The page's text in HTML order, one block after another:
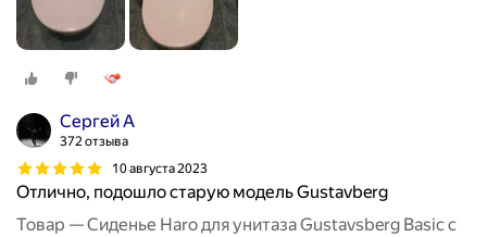
Сергей А
372 отзыва
10 августа 2023
Отлично, подошло старую модель Gustavberg
Товар — Сиденье Haro для унитаза Gustavsberg Basic с